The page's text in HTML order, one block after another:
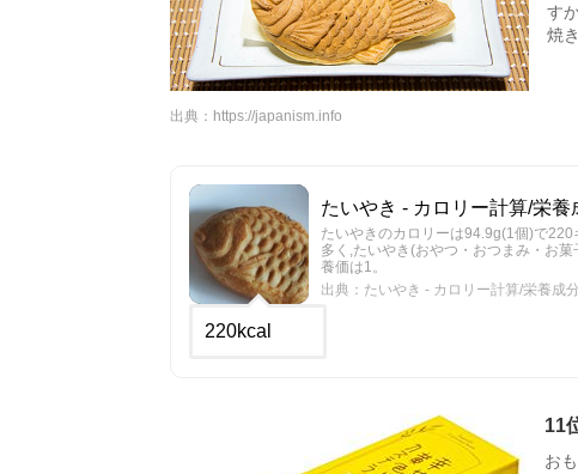
す
焼
出典： https://japanism.info
たいやき - カロリー計算/栄
たいやきのカロリーは94.9g(1個)で
多く,たいやき(おやつ・おつまみ・お
養価は1。
出典：たいやき - カロリー計算/栄養成
220kcal
11
お